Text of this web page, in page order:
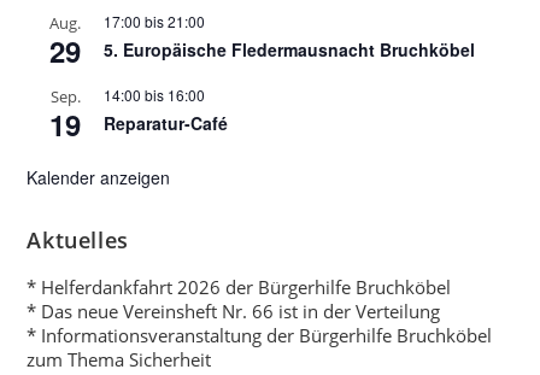
Aug.
29
17:00 bis21:00
5. Europäische Fledermausnacht Bruchköbel
Sep.
19
14:00 bis 16:00
Reparatur-Café
Kalender anzeigen
Aktuelles
* Helferdankfahrt 2026 der Bürgerhilfe Bruchköbel
* Das neue Vereinsheft Nr. 66 ist in der Verteilung
* Informationsveranstaltung der Bürgerhilfe Bruchköbel
zum Thema Sicherheit